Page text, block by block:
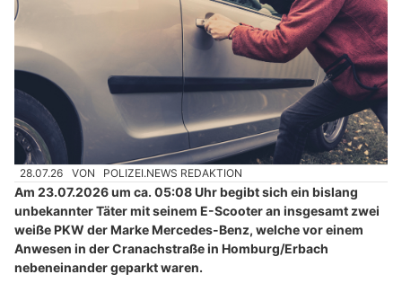
28.07.26 VON POLIZEI.NEWS REDAKTION
Am 23.07.2026 um ca. 05:08 Uhr begibt sich ein bislang
unbekannter Täter mit seinem E-Scooter an insgesamt zwei
weiße PKW der Marke Mercedes-Benz, welche vor einem
Anwesen in der Cranachstraße in Homburg/Erbach
nebeneinander geparkt waren.